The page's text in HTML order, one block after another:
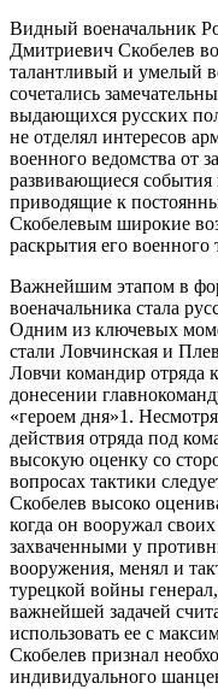
Видный военачальник
Дмитриевич Скобелев
талантливый и умелый
сочетались
выдающихся русских
не отделял интересов
военного ведомства от
развивающиеся
приводящие к
Скобелевым широкие
раскрытия его военного
Важнейшим этапом в
военачальника стала
Одним из ключевых
стали Ловчинская и
Ловчи командир отряда
донесении
«героем дня»1.
действия отряда под
высокую оценку со
вопросах тактики
Скобелев высоко
когда он вооружал
захваченными у
вооружения, менял и
турецкой войны
важнейшей задачей
использовать ее с
Скобелев признал
индивидуального